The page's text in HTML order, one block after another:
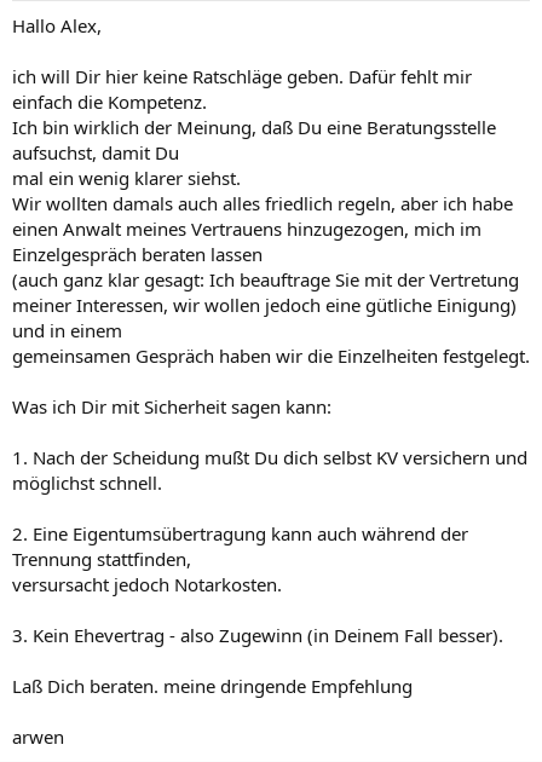
Hallo Alex,
ich will Dir hier keine Ratschläge geben. Dafür fehlt mir
einfach die Kompetenz.
Ich bin wirklich der Meinung, daß Du eine Beratungsstelle
aufsuchst, damit Du
mal ein wenig klarer siehst.
Wir wollten damals auch alles friedlich regeln, aber ich habe
einen Anwalt meines Vertrauens hinzugezogen, mich im
Einzelgespräch beraten lassen
(auch ganz klar gesagt: Ich beauftrage Sie mit der Vertretung
meiner Interessen, wir wollen jedoch eine gütliche Einigung)
und in einem
gemeinsamen Gespräch haben wir die Einzelheiten festgelegt.
Was ich Dir mit Sicherheit sagen kann:
1. Nach der Scheidung mußt Du dich selbst KV versichern und
möglichst schnell.
2. Eine Eigentumsübertragung kann auch während der
Trennung stattfinden,
versursacht jedoch Notarkosten.
3. Kein Ehevertrag - also Zugewinn (in Deinem Fall besser).
Laß Dich beraten. meine dringende Empfehlung
arwen